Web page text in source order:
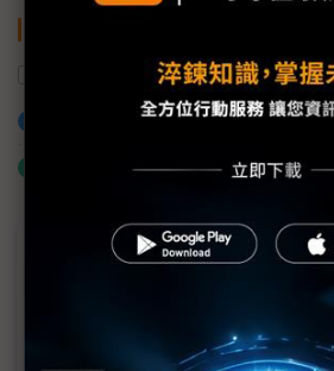
經濟部 中國
加入已選取到「關鍵字追蹤」
什麼是「關鍵字追蹤」
近７天熱門報導
MLCC訂單過熱、出貨比創